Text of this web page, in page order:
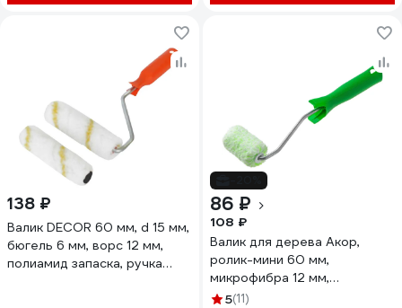
138 ₽
Валик DECOR 60 мм, d 15 мм,
бюгель 6 мм, ворс 12 мм,
полиамид запаска, ручка
86 ₽
108 ₽
Валик для дерева Акор,
ролик-мини 60 мм,
микрофибра 12 мм,
кронштейн 6 мм, Мастер
5(11)